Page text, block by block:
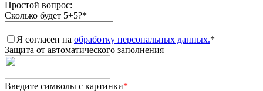
Простой вопрос:
Сколько будет 5+5?*
Я согласен на обработку персональных данных.*
Защита от автоматического заполнения
Введите символы с картинки*